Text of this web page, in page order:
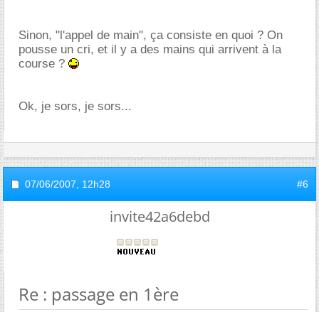
Sinon, "l'appel de main", ça consiste en quoi ? On
pousse un cri, et il y a des mains qui arrivent à la
course ?
Ok, je sors, je sors...
07/06/2007, 12h28 #6
invite42a6debd
Re : passage en 1ère